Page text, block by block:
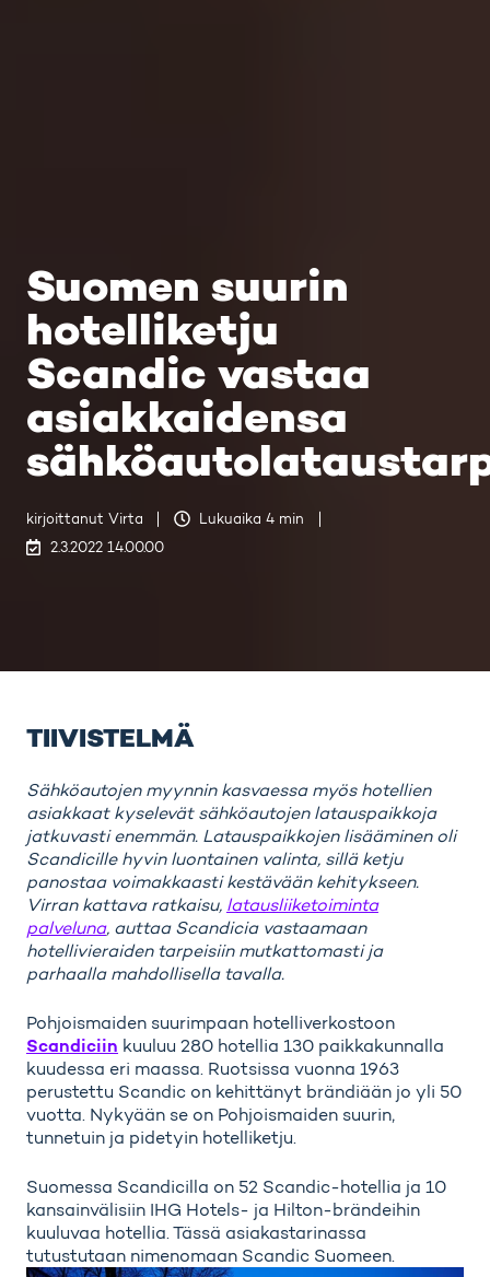
Suomen suurin
hotelliketju
Scandic vastaa
asiakkaidensa
kirjoittanut Virta
Lukuaika 4 min
2.3.2022 14.00.00
TIIVISTELMÄ
Sähköautojen myynnin kasvaessa myös hotellien
asiakkaat kyselevät sähköautojen latauspaikkoja
jatkuvasti enemmän. Latauspaikkojen lisääminen oli
Scandicille hyvin luontainen valinta, sillä ketju
panostaa voimakkaasti kestävään kehitykseen.
Virran kattava ratkaisu, latausliiketoiminta
palveluna, auttaa Scandicia vastaamaan
hotellivieraiden tarpeisiin mutkattomasti ja
parhaalla mahdollisella tavalla.
Pohjoismaiden suurimpaan hotelliverkostoon
Scandiciin kuuluu 280 hotellia 130 paikkakunnalla
kuudessa eri maassa. Ruotsissa vuonna 1963
perustettu Scandic on kehittänyt brändiään jo yli 50
vuotta. Nykyään se on Pohjoismaiden suurin,
tunnetuin ja pidetyin hotelliketju.
Suomessa Scandicilla on 52 Scandic-hotellia ja 10
kansainvälisiin IHG Hotels- ja Hilton-brändeihin
kuuluvaa hotellia. Tässä asiakastarinassa
tutustutaan nimenomaan Scandic Suomeen.